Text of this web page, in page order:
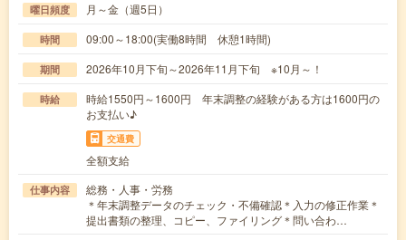
曜日頻度 月～金（週5日）
時間 09:00～18:00(実働8時間 休憩1時間)
期間 2026年10月下旬～2026年11月下旬 ※10月～！
時給
時給1550円～1600円 年末調整の経験がある方は1600円の
お支払い♪
交通費
全額支給
仕事内容
総務・人事・労務
＊年末調整データのチェック・不備確認＊入力の修正作業＊
提出書類の整理、コピー、ファイリング＊問い合わ…